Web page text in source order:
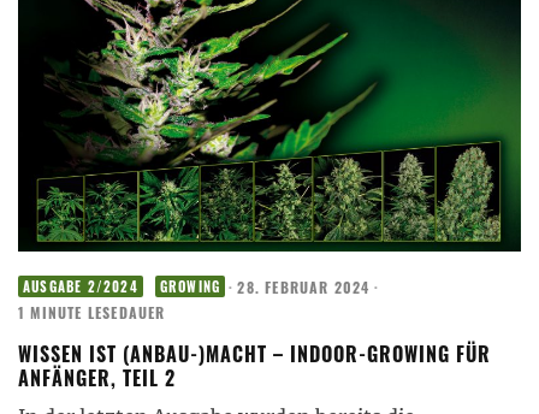
AUSGABE 2/2024 GROWING · 28. FEBRUAR 2024 ·
1 MINUTE LESEDAUER
WISSEN IST (ANBAU-)MACHT – INDOOR-GROWING FÜR
ANFÄNGER, TEIL 2